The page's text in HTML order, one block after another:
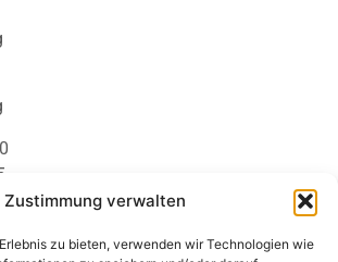
Zustimmung verwalten
zu bieten, verwenden wir Technologien wie